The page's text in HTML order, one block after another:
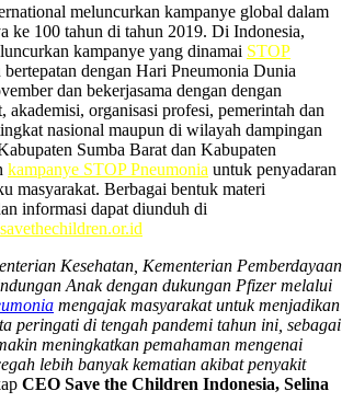
meluncurkan kampanye global dalam
ke 100 tahun di tahun 2019. Di Indonesia,
kampanye yang dinamai STOP
bertepatan dengan Hari Pneumonia Dunia
dan bekerjasama dengan dengan
akademisi, organisasi profesi, pemerintah dan
nasional maupun di wilayah dampingan
Sumba Barat dan Kabupaten
kampanye STOP Pneumonia untuk penyadaran
masyarakat. Berbagai bentuk materi
informasi dapat diunduh di
Kesehatan, Kementerian Pemberdayaan
Anak dengan dukungan Pfizer melalui
mengajak masyarakat untuk menjadikan
peringati di tengah pandemi tahun ini, sebagai
meningkatkan pemahaman mengenai
lebih banyak kematian akibat penyakit
CEO Save the Children Indonesia, Selina